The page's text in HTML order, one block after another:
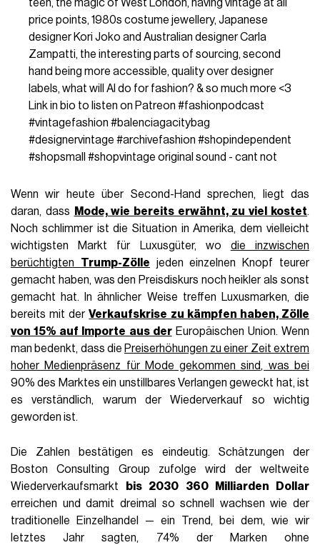
teen, the magic of West London, having vintage at all
price points, 1980s costume jewellery, Japanese
designer Kori Joko and Australian designer Carla
Zampatti, the interesting parts of sourcing, second
hand being more accessible, quality over designer
labels, what will AI do for fashion? & so much more <3
Link in bio to listen on Patreon #fashionpodcast
#vintagefashion #balenciagacitybag
#designervintage #archivefashion #shopindependent
#shopsmall #shopvintage original sound - cant not
Wenn wir heute über Second-Hand sprechen, liegt das
daran, dass
Mode, wie bereits erwähnt, zu viel kostet.
Noch schlimmer ist die Situation in Amerika, dem vielleicht
wichtigsten Markt für Luxusgüter, wo die inzwischen
berüchtigten Trump-Zölle jeden einzelnen Knopf teurer
gemacht haben, was den Preisdiskurs noch heikler als sonst
gemacht hat. In ähnlicher Weise treffen Luxusmarken, die
bereits mit derVerkaufskrise zu kämpfen haben, Zölle
von 15% auf Importe aus derEuropäischen Union. Wenn
man bedenkt, dass die Preiserhöhungen zu einer Zeit extrem
hoher Medienpräsenz für Mode gekommen sind, was bei
90% des Marktes ein unstillbares Verlangen geweckt hat, ist
es verständlich, warum der Wiederverkauf so wichtig
geworden ist.
Die Zahlen bestätigen es eindeutig. Schätzungen der
Boston Consulting Group zufolge wird der weltweite
Wiederverkaufsmarkt
bis 2030 360 Milliarden Dollar
erreichen und damit dreimal so schnell wachsen wie der
traditionelle Einzelhandel — ein Trend, bei dem, wie wir
letztes Jahr sagten, 74% der Marken ohne